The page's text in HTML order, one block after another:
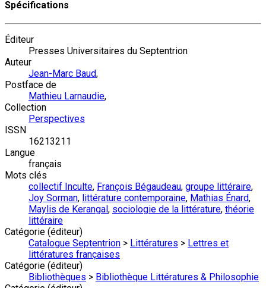
Spécifications
Éditeur
Presses Universitaires du Septentrion
Auteur
Jean-Marc Baud,
Postface de
Mathieu Larnaudie,
Collection
Perspectives
ISSN
16213211
Langue
français
Mots clés
collectif Inculte, François Bégaudeau, groupe littéraire,
Joy Sorman, littérature contemporaine, Mathias Énard,
Maylis de Kerangal , sociologie de la littérature, théorie
littéraire
Catégorie (éditeur)
Catalogue Septentrion > Littératures > Lettres et
littératures françaises
Catégorie (éditeur)
Bibliothèques > Bibliothèque Littératures & Philosophie